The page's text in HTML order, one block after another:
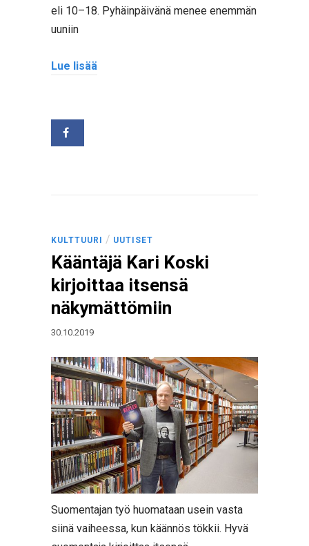
eli 10–18. Pyhäinpäivänä menee enemmän
uuniin
Lue lisää
KULTTUURI / UUTISET
Kääntäjä Kari Koski
kirjoittaa itsensä
näkymättömiin
30.10.2019
Suomentajan työ huomataan usein vasta
siinä vaiheessa, kun käännös tökkii. Hyvä